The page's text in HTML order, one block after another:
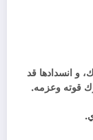
و انسدادها قد
قوته وعزمه.